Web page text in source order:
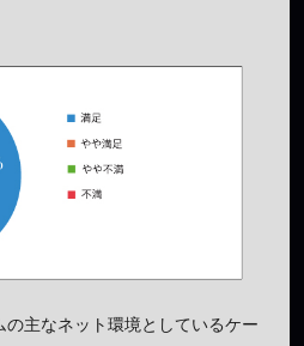
主なネット環境としているケー